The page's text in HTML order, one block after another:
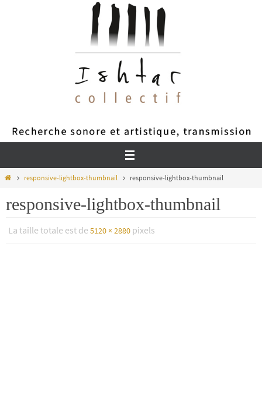
Homeresponsive-lightbox-thumbnail responsive-lightbox-thumbnail
responsive-lightbox-thumbnail
La taille totale est de 5120 × 2880 pixels